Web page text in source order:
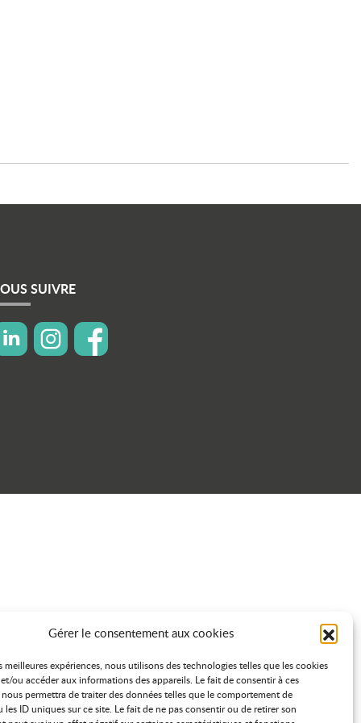
Gérer le consentement aux cookies
meilleures expériences, nous utilisons des technologies telles que les cookies
ou accéder aux informations des appareils. Le fait de consentir à ces
permettra de traiter des données telles que le comportement de
les ID uniques sur ce site. Le fait de ne pas consentir ou de retirer son
SUIVRE
linkedin
icon instagramicon facebook